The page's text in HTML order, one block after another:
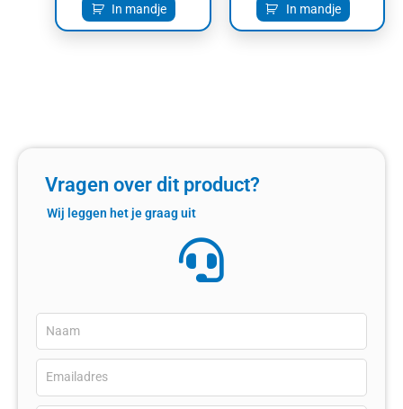
In mandje In mandje
Vragen over dit product?
Wij leggen het je graag uit